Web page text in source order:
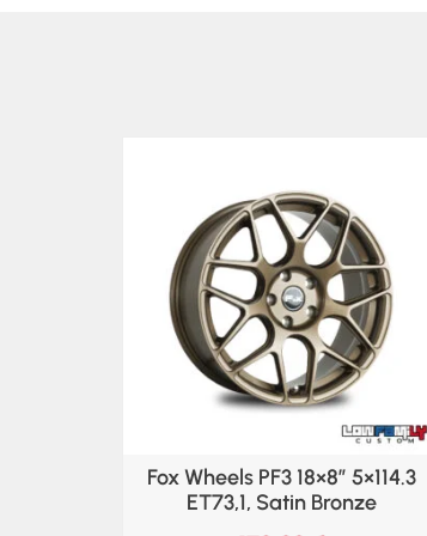
Fox Wheels PF3 18×8″ 5×114.3
ET73,1, Satin Bronze